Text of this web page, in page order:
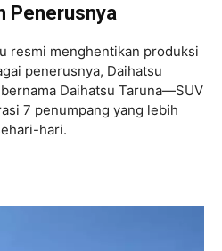
Penerusnya
resmi menghentikan produksi
penerusnya, Daihatsu
Daihatsu Taruna—SUV
7 penumpang yang lebih
hari.